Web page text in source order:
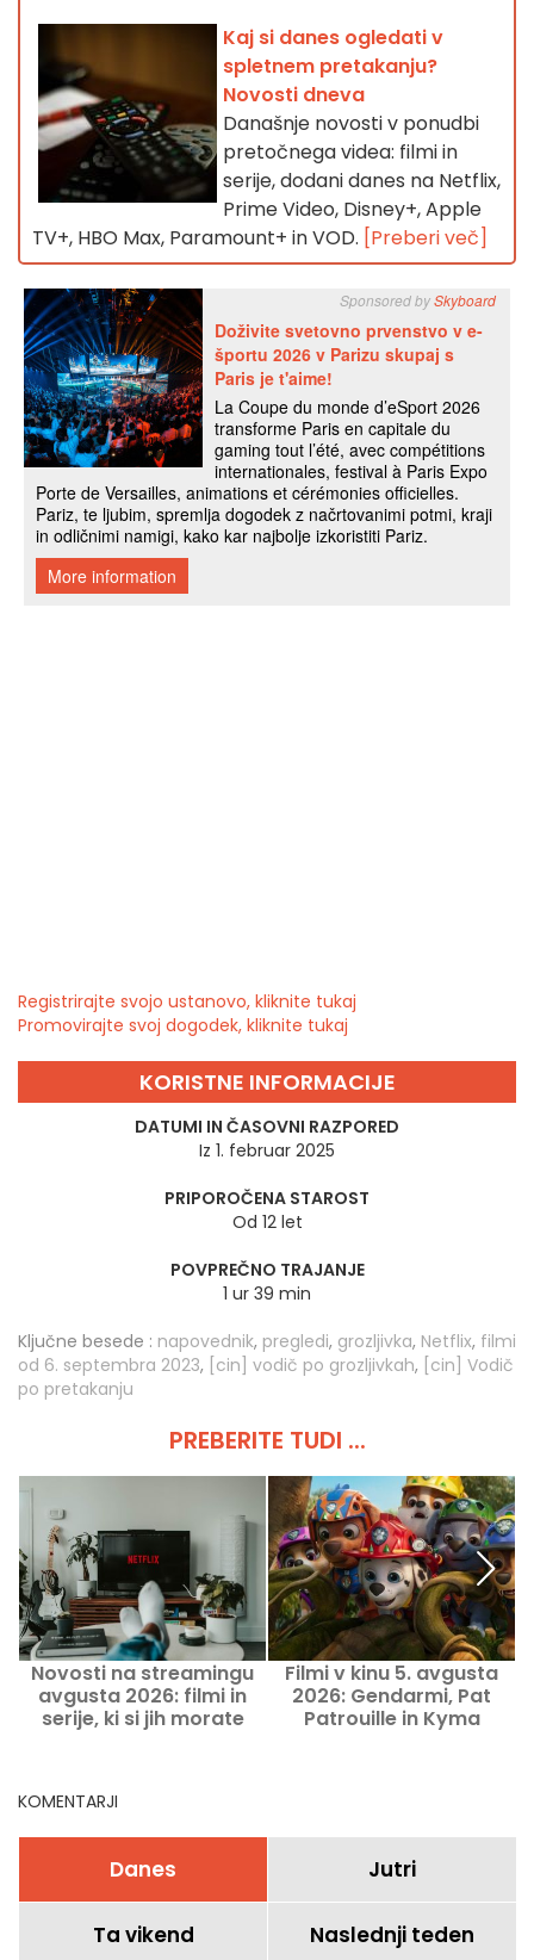
Kaj si danes ogledati v
spletnem pretakanju?
Novosti dneva
Današnje novosti v ponudbi
pretočnega videa: filmi in
serije, dodani danes na Netflix,
Prime Video, Disney+, Apple
TV+, HBO Max, Paramount+ in VOD. [Preberi več]
Registrirajte svojo ustanovo, kliknite tukaj
Promovirajte svoj dogodek, kliknite tukaj
KORISTNE INFORMACIJE
DATUMI IN ČASOVNI RAZPORED
Iz 1. februar 2025
PRIPOROČENA STAROST
Od 12 let
POVPREČNO TRAJANJE
1 ur 39 min
Ključne besede : napovednik, pregledi, grozljivka, Netflix, filmi
od 6. septembra 2023, [cin] vodič po grozljivkah, [cin] Vodič
po pretakanju
PREBERITE TUDI ...
Novosti na streamingu
avgusta 2026: filmi in
serije, ki si jih morate
Filmi v kinu 5. avgusta
2026: Gendarmi, Pat
Patrouille in Kyma
KOMENTARJI
Danes Jutri
Ta vikend Naslednji teden